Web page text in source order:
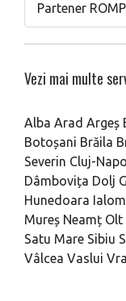
Partener
Vezi mai multe
Alba Arad Argeș
Botoșani Brăila
Severin Cluj-
Dâmbovița Dolj
Hunedoara
Mureș Neamț Olt
Satu Mare Sibiu
Vâlcea Vaslui